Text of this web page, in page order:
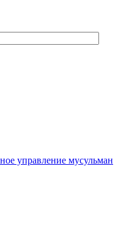
управление мусульман